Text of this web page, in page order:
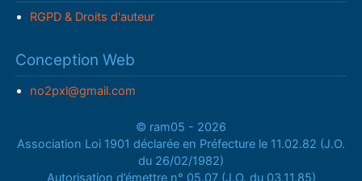
RGPD & Droits d'auteur
Conception Web
no2pxl@gmail.com
© ram05 - 2026
Association Loi 1901 déclarée en Préfecture le 11.02.82 (J.O.
du 26/02/1982)
Autorisation d’émettre n° 05.07 (J.O. du 03.11.85)